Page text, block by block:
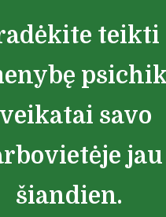
teikti
savo
jau
šiandien.